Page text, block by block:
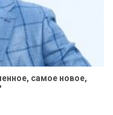
самое новое,